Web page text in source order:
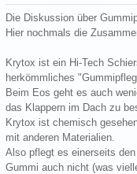
Die Diskussion über
Hier nochmals die
Krytox ist ein Hi-Tech
herkömmliches
Beim Eos geht es auch
das Klappern im Dach zu
Krytox ist chemisch
mit anderen Materialien.
Also pflegt es einerseits
Gummi auch nicht (was